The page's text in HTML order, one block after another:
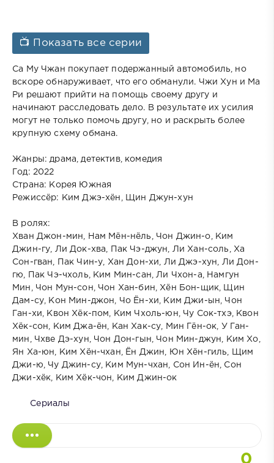
📺 Показать все серии
Са Му Чжан покупает подержанный автомобиль, но
вскоре обнаруживает, что его обманули. Чжи Хун и Ма
Ри решают прийти на помощь своему другу и
начинают расследовать дело. В результате их усилия
могут не только помочь другу, но и раскрыть более
крупную схему обмана.
Жанры: драма, детектив, комедия
Год: 2022
Страна: Корея Южная
Режиссёр: Ким Джэ-хён, Щин Джун-хун
В ролях:
Хван Джон-мин, Нам Мён-нёль, Чон Джин-о, Ким
Джин-гу, Ли Док-хва, Пак Чэ-джун, Ли Хан-соль, Ха
Сон-гван, Пак Чин-у, Хан Дон-хи, Ли Джэ-хун, Ли Дон-
гю, Пак Чэ-чхоль, Ким Мин-сан, Ли Чхон-а, Намгун
Мин, Чон Мун-сон, Чон Хан-бин, Хён Бон-щик, Щин
Дам-су, Кон Мин-джон, Чо Ён-хи, Ким Джи-ын, Чон
Ган-хи, Квон Хёк-пом, Ким Чхоль-юн, Чу Сок-тхэ, Квон
Хёк-сон, Ким Джа-ён, Кан Хак-су, Мин Гён-ок, У Ган-
мин, Чхве Дэ-хун, Чон Дон-гын, Чон Мин-джун, Ким Хо,
Ян Ха-юн, Ким Хён-чхан, Ён Джин, Юн Хён-гиль, Щим
Джи-ю, Чу Джин-су, Ким Мун-чхан, Сон Ин-ён, Сон
Джи-хёк, Ким Хёк-чон, Ким Джин-ок
Сериалы
0